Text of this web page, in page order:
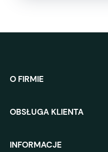
O FIRMIE
OBSŁUGA KLIENTA
INFORMACJE